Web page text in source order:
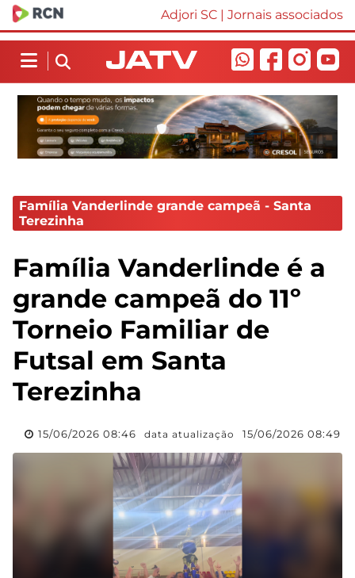
Adjori SC | Jornais associados
Família Vanderlinde grande campeã - Santa
Terezinha
Família Vanderlinde é a
grande campeã do 11º
Torneio Familiar de
Futsal em Santa
Terezinha
15/06/2026 08:46 data atualização 15/06/2026 08:49